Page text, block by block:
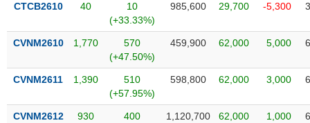
CTCB2610 40
10
(+33.33%)
985,600 29,700 -5,300
CVNM2610 1,770
570
(+47.50%)
459,900 62,000 5,000
CVNM2611 1,390
510
(+57.95%)
598,800 62,000 3,000
CVNM2612 930
400
1,120,700 62,000 1,000
liệu
chính